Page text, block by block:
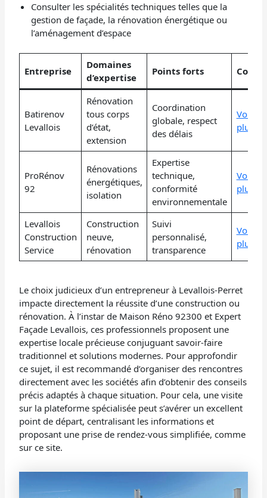
Consulter les spécialités techniques telles que la
gestion de façade, la rénovation énergétique ou
l’aménagement d’espace
Entreprise
Domaines
d’expertise
Points forts
Batirenov
Levallois
Rénovation
tous corps
d’état,
extension
Coordination
globale, respect
des délais
Voir
plus
ProRénov
92
Rénovations
énergétiques,
isolation
Expertise
technique,
conformité
environnementale
Voir
plus
Levallois
Construction
Service
Construction
neuve,
rénovation
Suivi
personnalisé,
transparence
Voir
plus
Le choix judicieux d’un entrepreneur à Levallois-Perret
impacte directement la réussite d’une construction ou
rénovation. À l’instar de Maison Réno 92300 et Expert
Façade Levallois, ces professionnels proposent une
expertise locale précieuse conjuguant savoir-faire
traditionnel et solutions modernes. Pour approfondir
ce sujet, il est recommandé d’organiser des rencontres
directement avec les sociétés afin d’obtenir des conseils
précis adaptés à chaque situation. Pour cela, une visite
sur la plateforme spécialisée peut s’avérer un excellent
point de départ, centralisant les informations et
proposant une prise de rendez-vous simplifiée, comme
sur ce site.